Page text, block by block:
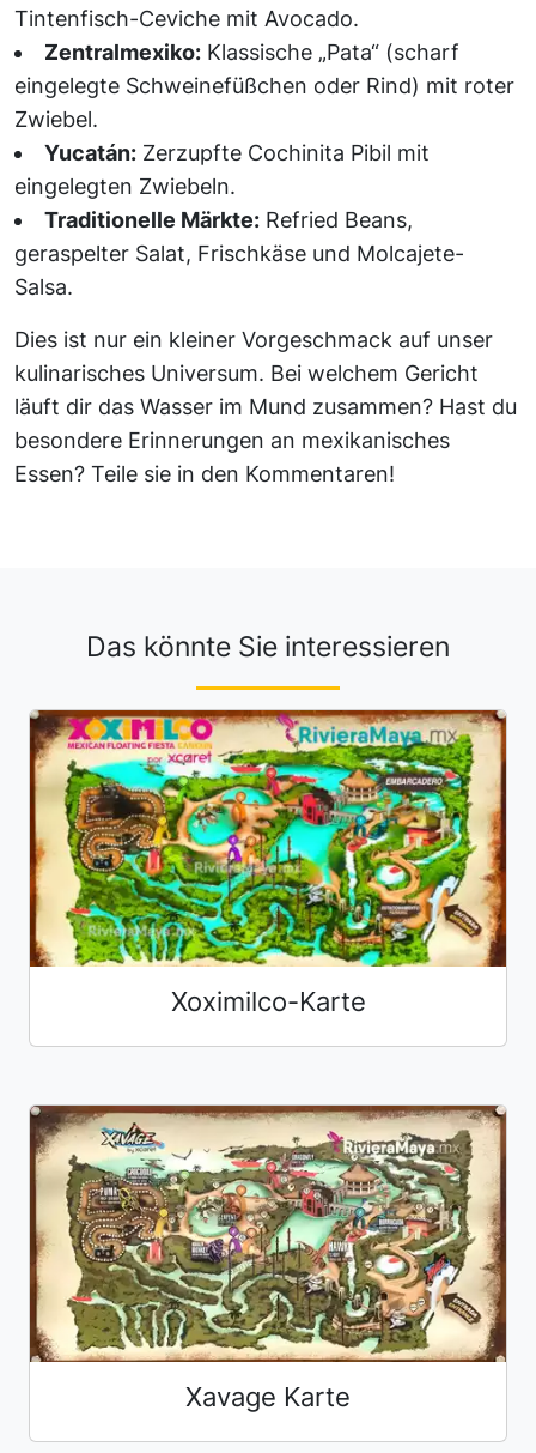
Tintenfisch-Ceviche mit Avocado.
Zentralmexiko:Klassische „Pata“ (scharf
eingelegte Schweinefüßchen oder Rind) mit roter
Zwiebel.
Yucatán:Zerzupfte Cochinita Pibil mit
eingelegten Zwiebeln.
Traditionelle Märkte:Refried Beans,
geraspelter Salat, Frischkäse und Molcajete-
Salsa.
Dies ist nur ein kleiner Vorgeschmack auf unser
kulinarisches Universum. Bei welchem Gericht
läuft dir das Wasser im Mund zusammen? Hast du
besondere Erinnerungen an mexikanisches
Essen? Teile sie in den Kommentaren!
Das könnte Sie interessieren
Xoximilco-Karte
Xavage Karte